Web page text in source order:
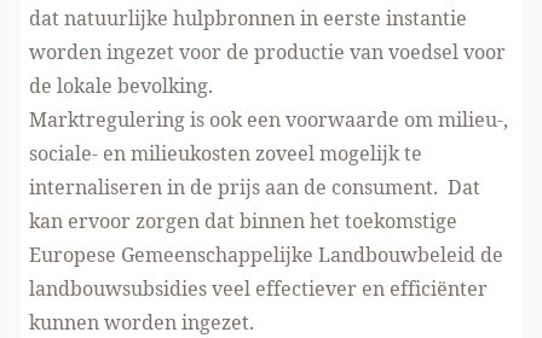
dat natuurlijke hulpbronnen in eerste instantie
worden ingezet voor de productie van voedsel voor
de lokale bevolking.
Marktregulering is ook een voorwaarde om milieu-,
sociale- en milieukosten zoveel mogelijk te
internaliseren in de prijs aan de consument. Dat
kan ervoor zorgen dat binnen het toekomstige
Europese Gemeenschappelijke Landbouwbeleid de
landbouwsubsidies veel effectiever en efficiënter
kunnen worden ingezet.